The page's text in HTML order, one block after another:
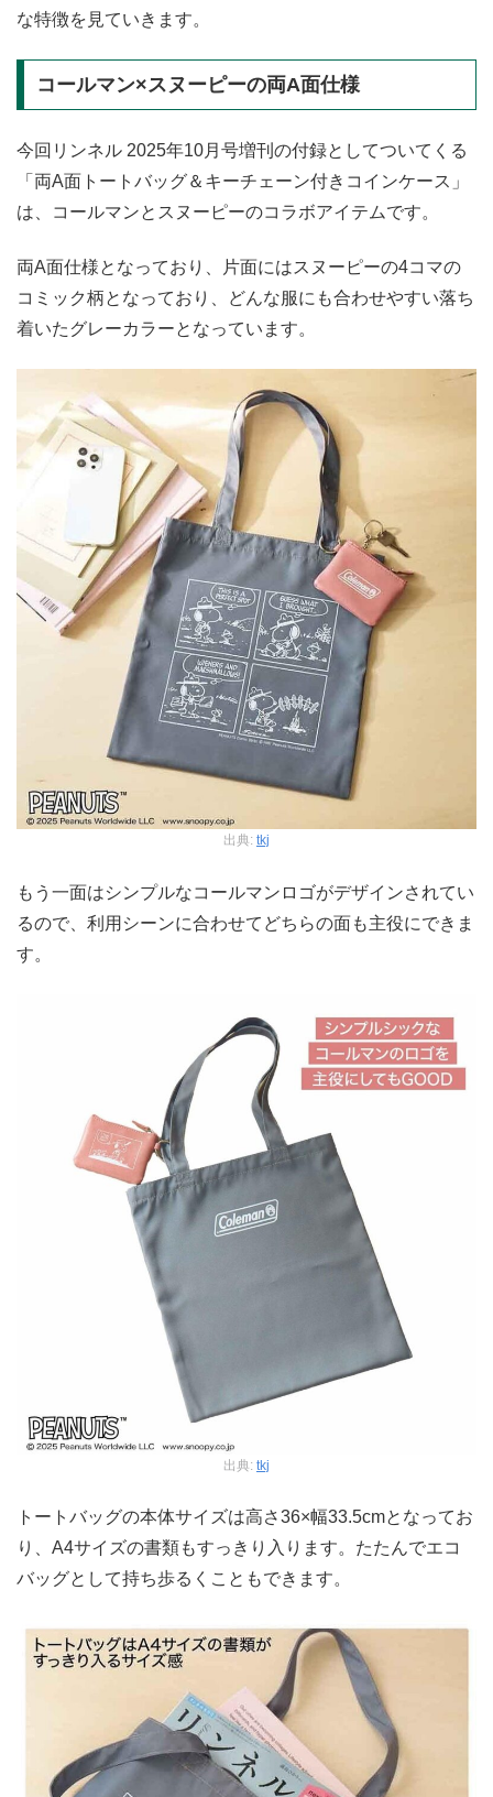
な特徴を見ていきます。
コールマン×スヌーピーの両A面仕様
今回リンネル 2025年10月号増刊の付録としてついてくる
「両A面トートバッグ＆キーチェーン付きコインケース」
は、コールマンとスヌーピーのコラボアイテムです。
両A面仕様となっており、片面にはスヌーピーの4コマの
コミック柄となっており、どんな服にも合わせやすい落ち
着いたグレーカラーとなっています。
出典: tkj
もう一面はシンプルなコールマンロゴがデザインされてい
るので、利用シーンに合わせてどちらの面も主役にできま
す。
出典: tkj
トートバッグの本体サイズは高さ36×幅33.5cmとなってお
り、A4サイズの書類もすっきり入ります。たたんでエコ
バッグとして持ち歩るくこともできます。